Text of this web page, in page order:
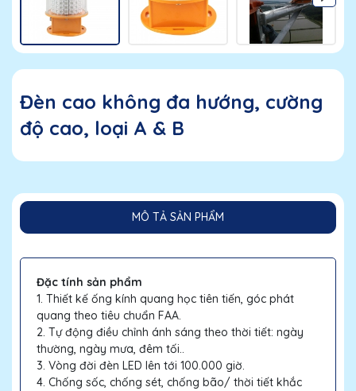
Đèn cao không đa hướng, cường
độ cao, loại A & B
MÔ TẢ SẢN PHẨM
Đặc tính sản phẩm
1. Thiết kế ống kính quang học tiên tiến, góc phát
quang theo tiêu chuẩn FAA.
2. Tự động điều chỉnh ánh sáng theo thời tiết: ngày
thường, ngày mưa, đêm tối..
3. Vòng đời đèn LED lên tới 100.000 giờ.
4. Chống sốc, chống sét, chống bão/ thời tiết khắc